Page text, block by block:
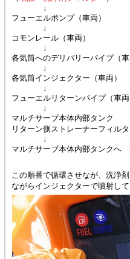
↓
フューエルポンプ（車両）
↓
コモンレール（車両）
↓
各気筒へのデリバリーパイプ（車
↓
各気筒インジェクター（車両）
↓
フューエルリターンパイプ（車両
↓
マルチサーブ本体内部タンク
リターン側ストレーナーフィル
↓
マルチサーブ本体内部タンク
この順番で循環させなが、洗浄
ながらインジェクターで噴射して